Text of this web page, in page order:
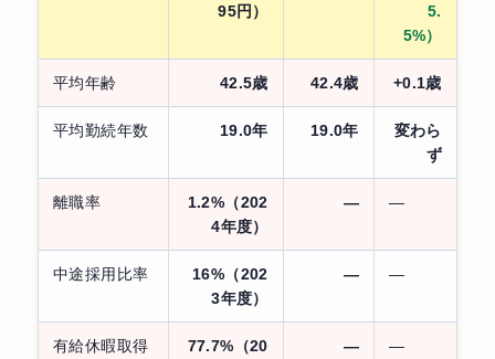
95円）
5.
5%）
平均年齢 42.5歳 42.4歳 +0.1歳
平均勤続年数 19.0年 19.0年
変わら
ず
離職率
1.2%（202
4年度）
— —
中途採用比率
16%（202
3年度）
— —
有給休暇取得
77.7%（20
— —